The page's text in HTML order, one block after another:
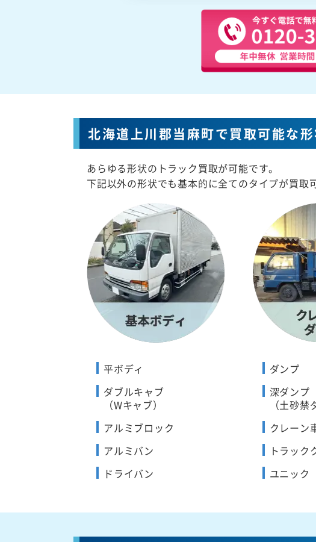
北海道上川郡当麻町で買取可能な
あらゆる形状のトラック買取が可能です。
下記以外の形状でも基本的に全てのタイプが買取
平ボディ
ダブルキャブ
（Wキャブ）
アルミブロック
アルミバン
ドライバン
ダンプ
深ダンプ
（土砂禁
クレーン
トラック
ユニック